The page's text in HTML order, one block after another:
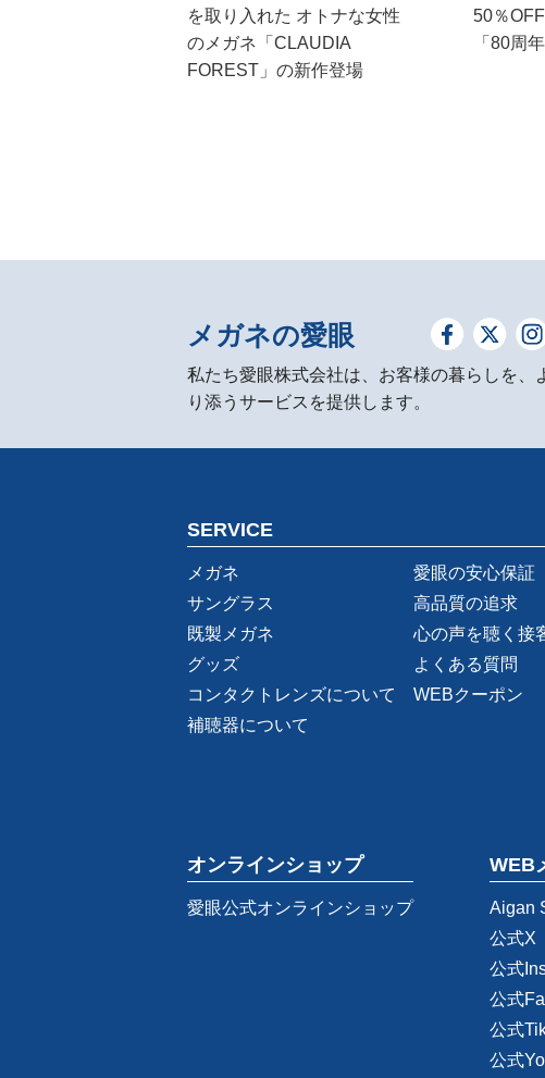
を取り入れた オトナな女性
のメガネ「CLAUDIA
FOREST」の新作登場
50％
「80周
メガネの愛眼
私たち愛眼株式会社は、お客様の暮らしを
り添うサービスを提供します。
SERVICE
メガネ
サングラス
既製メガネ
グッズ
コンタクトレンズについて
補聴器について
愛眼の安心保証
高品質の追求
心の声を聴く接
よくある質問
WEBクーポン
オンラインショップ
愛眼公式オンラインショップ
WEB
Aigan
公式X
公式
公式
公式
公式